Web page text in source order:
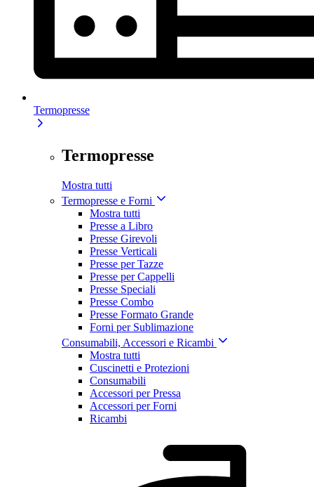
Termopresse
Termopresse
Mostra tutti
Termopresse e Forni
Mostra tutti
Presse a Libro
Presse Girevoli
Presse Verticali
Presse per Tazze
Presse per Cappelli
Presse Speciali
Presse Combo
Presse Formato Grande
Forni per Sublimazione
Consumabili, Accessori e Ricambi
Mostra tutti
Cuscinetti e Protezioni
Consumabili
Accessori per Pressa
Accessori per Forni
Ricambi